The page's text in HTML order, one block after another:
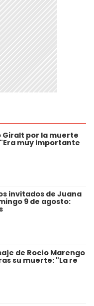
Giralt por la muerte
muy importante
invitados de Juana
9 de agosto:
de Rocío Marengo
su muerte: "La re